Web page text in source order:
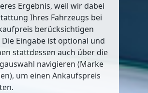
Ergebnis, weil wir dabei
Ihres Fahrzeugs bei
berücksichtigen
Eingabe ist optional und
stattdessen auch über die
navigieren (Marke
um einen Ankaufspreis